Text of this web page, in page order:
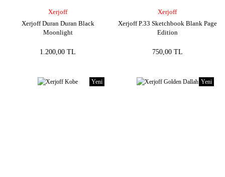
Xerjoff
Xerjoff Duran Duran Black
Moonlight
1.200,00 TL
Xerjoff
Xerjoff P.33 Sketchbook Blank Page
Edition
750,00 TL
Yeni Yeni